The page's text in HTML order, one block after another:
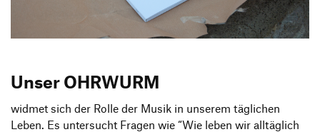
Transfer und Kooperation
Produktgestaltung B.A.
Strategische Gestaltung M.A.
Unser OHRWURM
widmet sich der Rolle der Musik in unserem täglichen
Leben. Es untersucht Fragen wie “Wie leben wir alltäglich